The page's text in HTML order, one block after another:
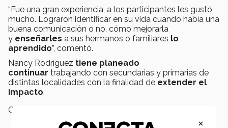
“Fue una gran experiencia, a los participantes les gustó
mucho. Lograron identificar en su vida cuando había una
buena comunicación o no, cómo mejorarla
y enseñarles a sus hermanos o familiares lo
aprendido”, comentó.
Nancy Rodríguez tiene planeado
continuar trabajando con secundarias y primarias de
distintas localidades con la finalidad de extender el
impacto.
Campus:
×